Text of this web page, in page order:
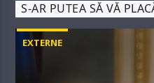
S-AR PUTEA SĂ VĂ
EXTERNE